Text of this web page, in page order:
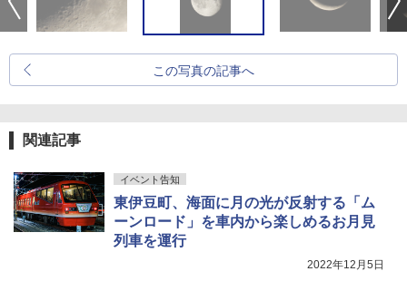
この写真の記事へ
関連記事
イベント告知
東伊豆町、海面に月の光が反射する「ム
ーンロード」を車内から楽しめるお月見
列車を運行
2022年12月5日